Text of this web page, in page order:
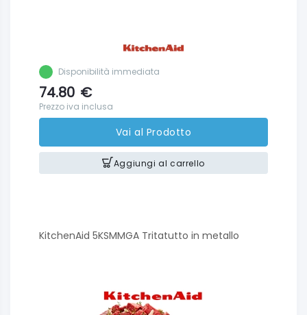
Disponibilità immediata
74.80 €
Prezzo iva inclusa
Vai al Prodotto
Aggiungi al carrello
KitchenAid 5KSMMGA Tritatutto in metallo